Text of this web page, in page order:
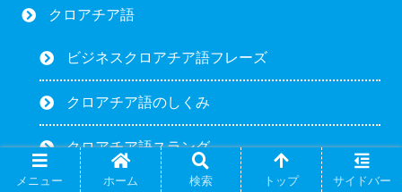
クロアチア語
ビジネスクロアチア語フレーズ
クロアチア語のしくみ
クロアチア語スラング
メニュー ホーム 検索 トップ サイドバー